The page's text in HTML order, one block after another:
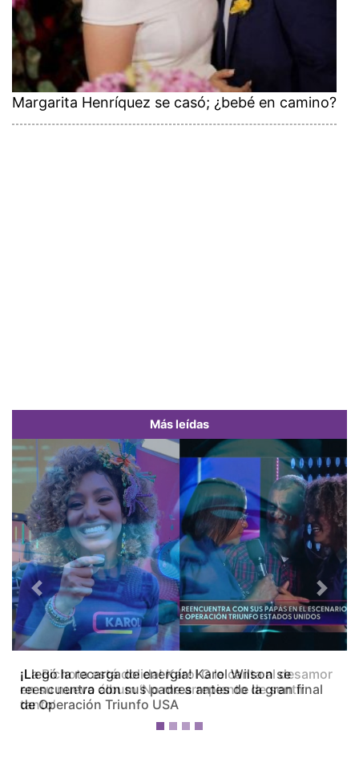
Margarita Henríquez se casó; ¿bebé en camino?
Más leídas
¡La Bichota está dolida! Karol G le canta al desamor
en su nuevo álbum ‘No me arrepiento de sentir
tanto’
Previous Next